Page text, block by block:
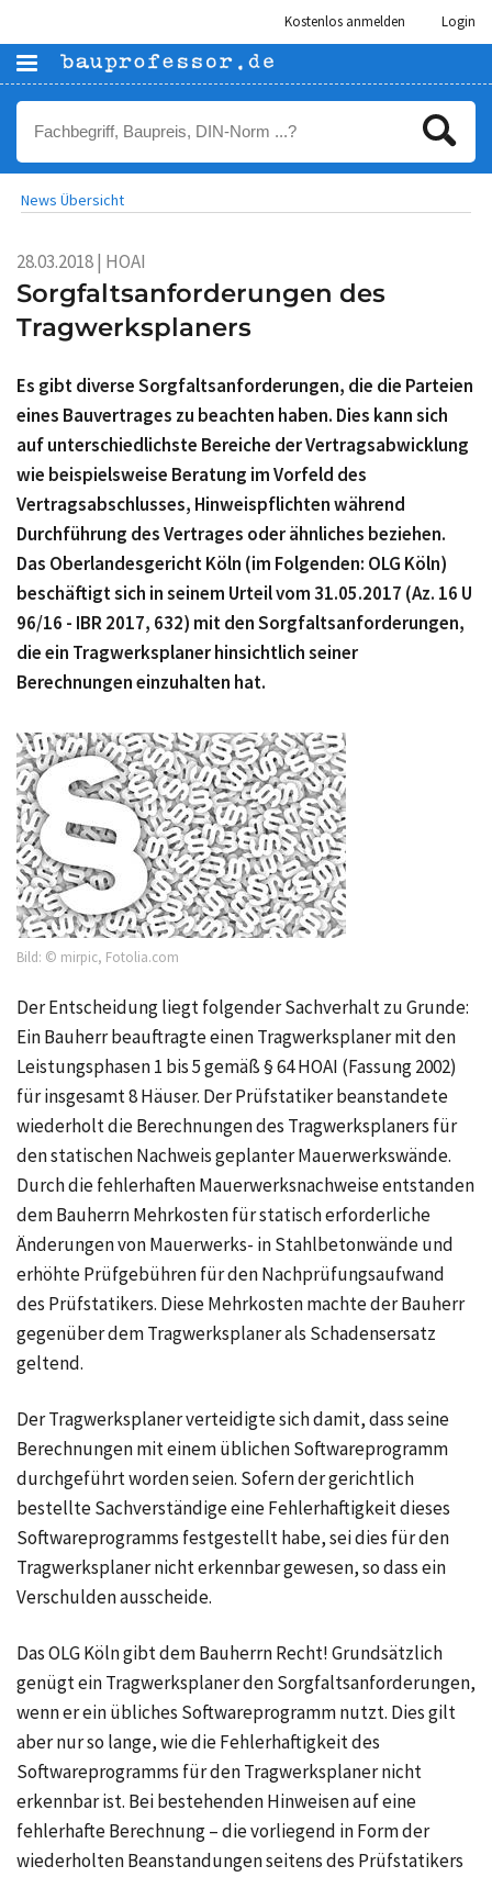
Kostenlos anmelden Login
News Übersicht
28.03.2018 | HOAI
Sorgfaltsanforderungen des
Tragwerksplaners
Es gibt diverse Sorgfaltsanforderungen, die die Parteien
eines Bauvertrages zu beachten haben. Dies kann sich
auf unterschiedlichste Bereiche der Vertragsabwicklung
wie beispielsweise Beratung im Vorfeld des
Vertragsabschlusses, Hinweispflichten während
Durchführung des Vertrages oder ähnliches beziehen.
Das Oberlandesgericht Köln (im Folgenden: OLG Köln)
beschäftigt sich in seinem Urteil vom 31.05.2017 (Az. 16 U
96/16 - IBR 2017, 632) mit den Sorgfaltsanforderungen,
die ein Tragwerksplaner hinsichtlich seiner
Berechnungen einzuhalten hat.
Bild: © mirpic, Fotolia.com
Der Entscheidung liegt folgender Sachverhalt zu Grunde:
Ein Bauherr beauftragte einen Tragwerksplaner mit den
Leistungsphasen 1 bis 5 gemäß § 64 HOAI (Fassung 2002)
für insgesamt 8 Häuser. Der Prüfstatiker beanstandete
wiederholt die Berechnungen des Tragwerksplaners für
den statischen Nachweis geplanter Mauerwerkswände.
Durch die fehlerhaften Mauerwerksnachweise entstanden
dem Bauherrn Mehrkosten für statisch erforderliche
Änderungen von Mauerwerks- in Stahlbetonwände und
erhöhte Prüfgebühren für den Nachprüfungsaufwand
des Prüfstatikers. Diese Mehrkosten machte der Bauherr
gegenüber dem Tragwerksplaner als Schadensersatz
geltend.
Der Tragwerksplaner verteidigte sich damit, dass seine
Berechnungen mit einem üblichen Softwareprogramm
durchgeführt worden seien. Sofern der gerichtlich
bestellte Sachverständige eine Fehlerhaftigkeit dieses
Softwareprogramms festgestellt habe, sei dies für den
Tragwerksplaner nicht erkennbar gewesen, so dass ein
Verschulden ausscheide.
Das OLG Köln gibt dem Bauherrn Recht! Grundsätzlich
genügt ein Tragwerksplaner den Sorgfaltsanforderungen,
wenn er ein übliches Softwareprogramm nutzt. Dies gilt
aber nur so lange, wie die Fehlerhaftigkeit des
Softwareprogramms für den Tragwerksplaner nicht
erkennbar ist. Bei bestehenden Hinweisen auf eine
fehlerhafte Berechnung – die vorliegend in Form der
wiederholten Beanstandungen seitens des Prüfstatikers